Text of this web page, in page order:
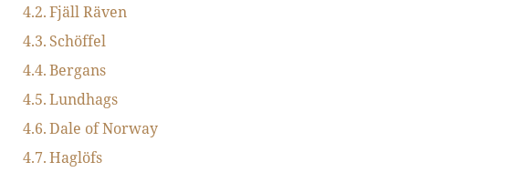
Fjäll Räven
Schöffel
Bergans
Lundhags
Dale of Norway
Haglöfs